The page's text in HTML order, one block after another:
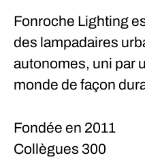
Fonroche Lighting
des lampadaires
autonomes, uni par
monde de façon
Fondée en 2011
Collègues 300